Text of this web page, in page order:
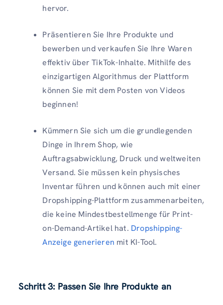
hervor.
Präsentieren Sie Ihre Produkte und
bewerben und verkaufen Sie Ihre Waren
effektiv über TikTok-Inhalte. Mithilfe des
einzigartigen Algorithmus der Plattform
können Sie mit dem Posten von Videos
beginnen!
Kümmern Sie sich um die grundlegenden
Dinge in Ihrem Shop, wie
Auftragsabwicklung, Druck und weltweiten
Versand. Sie müssen kein physisches
Inventar führen und können auch mit einer
Dropshipping-Plattform zusammenarbeiten,
die keine Mindestbestellmenge für Print-
on-Demand-Artikel hat. Dropshipping-
Anzeige generieren mit KI-Tool.
Schritt 3: Passen Sie Ihre Produkte an